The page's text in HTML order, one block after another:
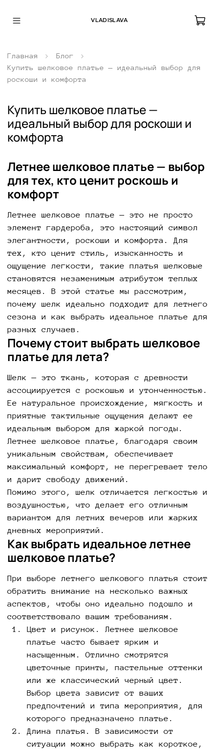
VLADISLAVA
Главная
Блог
Купить шелковое платье — идеальный выбор для
роскоши и комфорта
Купить шелковое платье —
идеальный выбор для роскоши и
комфорта
Летнее шелковое платье — выбор
для тех, кто ценит роскошь и
комфорт
Летнее шелковое платье — это не просто
элемент гардероба, это настоящий символ
элегантности, роскоши и комфорта. Для
тех, кто ценит стиль, изысканность и
ощущение легкости, такие платья шелковые
становятся незаменимым атрибутом теплых
месяцев. В этой статье мы рассмотрим,
почему шелк идеально подходит для летнего
сезона и как выбрать идеальное платье для
разных случаев.
Почему стоит выбрать шелковое
платье для лета?
Шелк — это ткань, которая с древности
ассоциируется с роскошью и утонченностью.
Ее натуральное происхождение, мягкость и
приятные тактильные ощущения делают ее
идеальным выбором для жаркой погоды.
Летнее шелковое платье, благодаря своим
уникальным свойствам, обеспечивает
максимальный комфорт, не перегревает тело
и дарит свободу движений.
Помимо этого, шелк отличается легкостью и
воздушностью, что делает его отличным
вариантом для летних вечеров или жарких
дневных мероприятий.
Как выбрать идеальное летнее
шелковое платье?
При выборе летнего шелкового платья стоит
обратить внимание на несколько важных
аспектов, чтобы оно идеально подошло и
соответствовало вашим требованиям.
Цвет и рисунок. Летнее шелковое
платье часто бывает ярким и
насыщенным. Отлично смотрятся
цветочные принты, пастельные оттенки
или же классический черный цвет.
Выбор цвета зависит от ваших
предпочтений и типа мероприятия, для
которого предназначено платье.
Длина платья. В зависимости от
ситуации можно выбрать как короткое,